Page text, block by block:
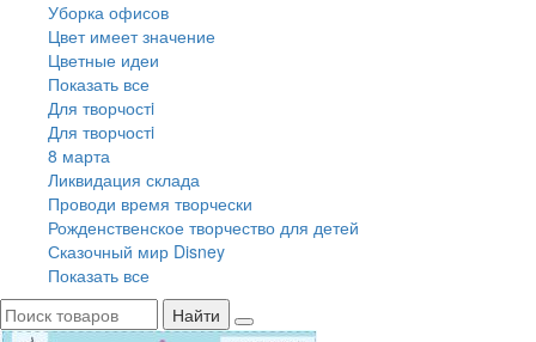
Уборка офисов
Цвет имеет значение
Цветные идеи
Показать все
Для творчостi
Для творчостi
8 марта
Ликвидация склада
Проводи время творчески
Рожденственское творчество для детей
Сказочный мир Disney
Показать все
Найти